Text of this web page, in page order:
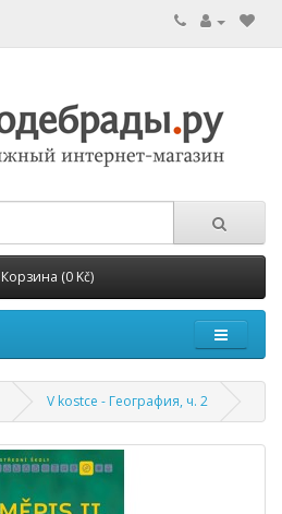
Корзина (0 Kč)
V kostce - География, ч. 2